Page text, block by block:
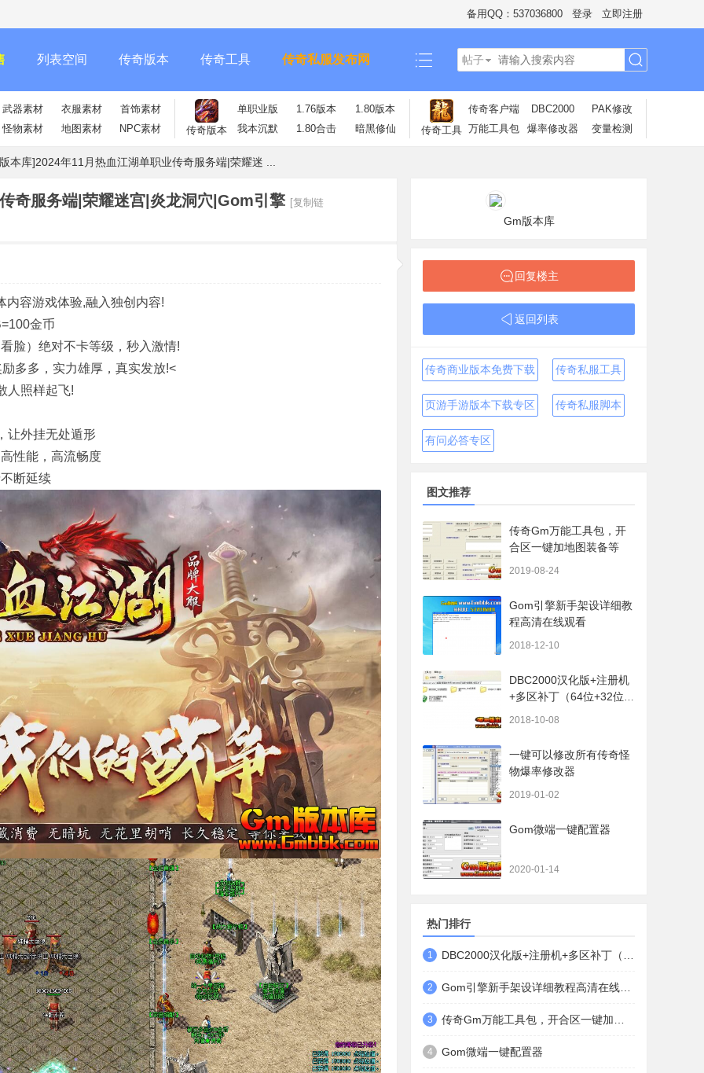
备用QQ：537036800 登录 立即注册
列表空间 传奇版本 传奇工具 传奇私服发布网 帖子
武器素材 衣服素材
首饰素材
怪物素材
地图素材 NPC素材 传奇版本
单职业版 1.76版本
1.80版本
我本沉默
1.80合击 暗黑修仙 传奇工具
传奇客户端 DBC2000
PAK修改
万能工具包
爆率修改器 变量检测
本库]2024年11月热血江湖单职业传奇服务端|荣耀迷 ...
奇服务端|荣耀迷宫|炎龙洞穴|Gom引擎 [复制链
内容游戏体验,融入独创内容!
金币
脸）绝对不卡等级，秒入激情!
多多，实力雄厚，真实发放!<
人照样起飞!
让外挂无处遁形
性能，高流畅度
断延续
Gm版本库
回复楼主
返回列表
传奇商业版本免费下载 传奇私服工具
页游手游版本下载专区 传奇私服脚本
有问必答专区
图文推荐
传奇Gm万能工具包，开
合区一键加地图装备等
2019-08-24
Gom引擎新手架设详细教
程高清在线观看
2018-12-10
DBC2000汉化版+注册机
+多区补丁（64位+32位的
2018-10-08
一键可以修改所有传奇怪
物爆率修改器
2019-01-02
Gom微端一键配置器
2020-01-14
热门排行
1
2
3
4 Gom微端一键配置器